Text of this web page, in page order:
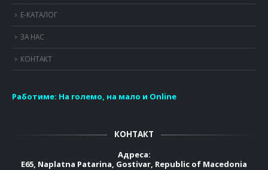
Е-КАТАЛОГ
ЗА НАС
КОНТАКТ
Работиме: На големо, на мало и Online
КОНТАКТ
Адреса:
E65, Naplatna Patarina, Gostivar, Republic of Macedonia